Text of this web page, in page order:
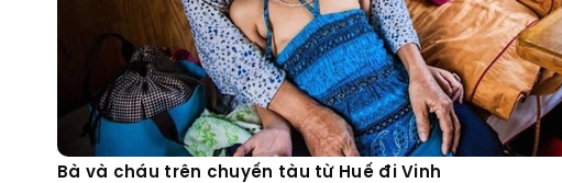
Bà và cháu trên chuyến tàu từ Huế đi Vinh